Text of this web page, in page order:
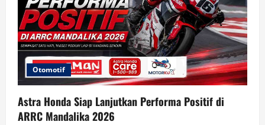
Otomotif
Astra Honda Siap Lanjutkan Performa Positif di
ARRC Mandalika 2026